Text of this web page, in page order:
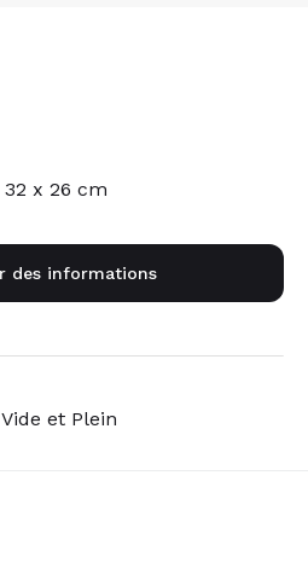
x 26 cm
des informations
et Plein